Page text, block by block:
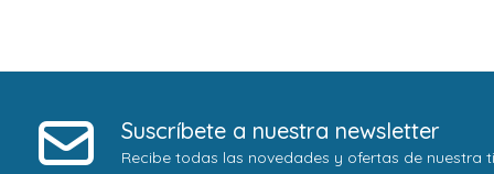
Suscríbete a nuestra newsletter
Recibe todas las novedades y ofertas de nuestra